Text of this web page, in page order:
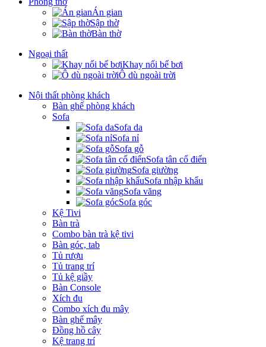
Án gian
Sập thờ
Bàn thờ
Ngoại thất
Khay nổi bể bơi
Ô dù ngoài trời
Nội thất phòng khách
Bàn ghế phòng khách
Sofa
Sofa da
Sofa nỉ
Sofa gỗ
Sofa tân cổ điển
Sofa giường
Sofa nhập khẩu
Sofa văng
Sofa góc
Kệ Tivi
Bàn trà
Combo bàn trà kệ tivi
Bàn góc, tab
Tủ rượu
Tủ trang trí
Tủ kệ giầy
Bàn Console
Xích đu
Combo xích đu mây
Bàn ghế mây
Đồng hồ cây
Kệ trang trí